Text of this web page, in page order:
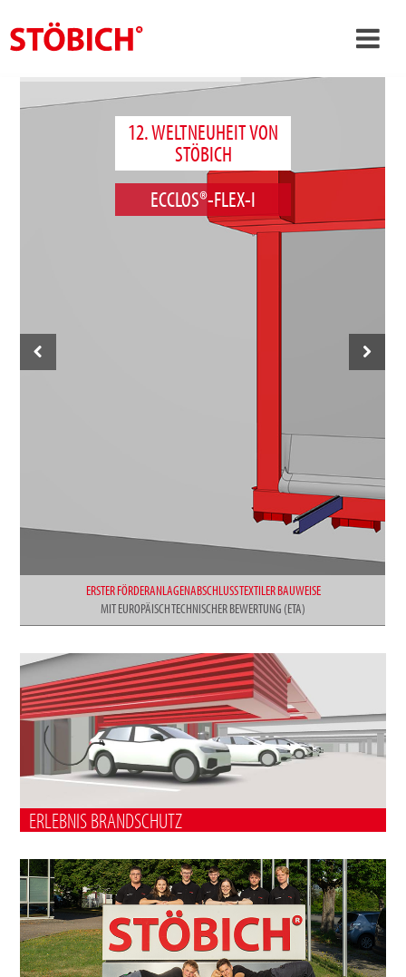
›
›
Kontakt
ERSTER FÖRDERANLAGENABSCHLUSS TEXTILER BAUWEISE
12. WELTNEUHEIT VON
STÖBICH
MIT EUROPÄISCH TECHNISCHER BEWERTUNG (ETA)
ECCLOS®-FLEX-I
ERLEBNIS BRANDSCHUTZ